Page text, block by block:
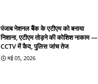
पंजाब नेशनल बैंक के एटीएम को बनाया
निशाना, एटीएम तोड़ने की कोशिश नाकाम —
CCTV में कैद, पुलिस जांच तेज
मई 05, 2026